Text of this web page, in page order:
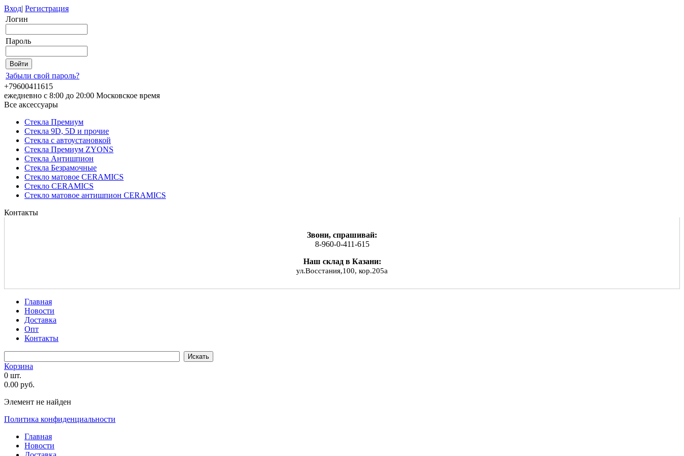
Вход| Регистрация
Логин
Пароль
Забыли свой пароль?
+79600411615
ежедневно с 8:00 до 20:00 Московское время
Все аксессуары
Стекла Премиум
Стекла 9D, 5D и прочие
Стекла с автоустановкой
Стекла Премиум ZYONS
Стекла Антишпион
Стекла Безрамочные
Стекло матовое CERAMICS
Стекло CERAMICS
Стекло матовое антишпион CERAMICS
Контакты
Звони, спрашивай:
8-960-0-411-615
Наш склад в Казани:
ул.Восстания,100, кор.205а
Главная
Новости
Доставка
Опт
Контакты
Корзина
0 шт.
0.00 руб.
Элемент не найден
Политика конфиденциальности
Главная
Новости